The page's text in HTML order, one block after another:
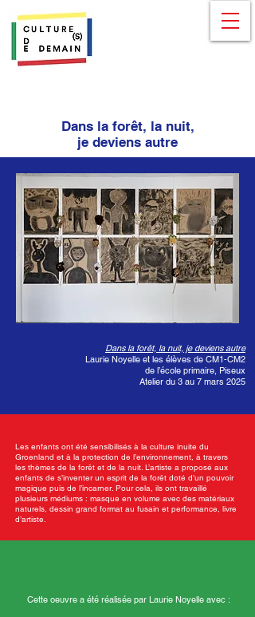
Dans la forêt, la nuit,
je deviens autre
Dans la forêt, la nuit, je deviens autre
Laurie Noyelle et les élèves de CM1-CM2
de l’école primaire, Piseux
Atelier du 3 au 7 mars 2025
Les enfants ont été sensibilisés à la culture inuite du
Groenland et à la protection de l’environnement, à travers
les thèmes de la forêt et de la nuit. L’artiste a proposé aux
enfants de s’inventer un esprit de la forêt doté d’un pouvoir
magique puis de l’incarner. Pour cela, ils ont travaillé
plusieurs médiums : masque en volume avec des matériaux
naturels, dessin grand format au fusain et performance, livre
d’artiste.
Cette oeuvre a été réalisée par Laurie Noyelle avec :